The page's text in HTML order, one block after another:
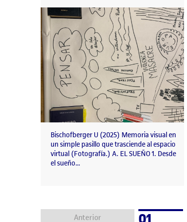
Bischofberger U (2025) Memoria visual en
un simple pasillo que trasciende al espacio
virtual (Fotografía.) A. EL SUEÑO 1. Desde
el sueño…
Anterior Pàgina
01